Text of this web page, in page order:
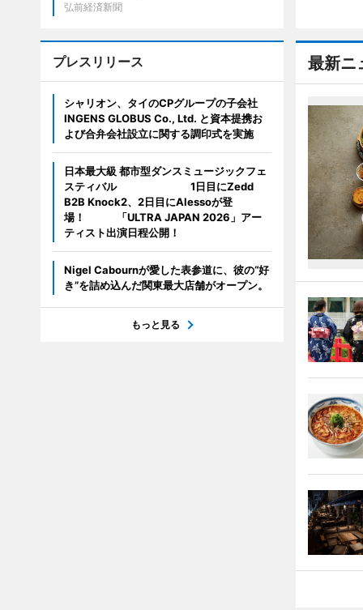
最新ニ
弘前経済新聞
プレスリリース
シャリオン、タイのCPグループの子会社
INGENS GLOBUS Co., Ltd. と資本提携お
よび合弁会社設立に関する調印式を実施
日本最大級 都市型ダンスミュージックフェ
スティバル 1日目にZedd
B2B Knock2、2日目にAlessoが登
場！ 「ULTRA JAPAN 2026」アー
ティスト出演日程公開！
Nigel Cabournが愛した表参道に、彼の“好
き”を詰め込んだ関東最大店舗がオープン。
もっと見る